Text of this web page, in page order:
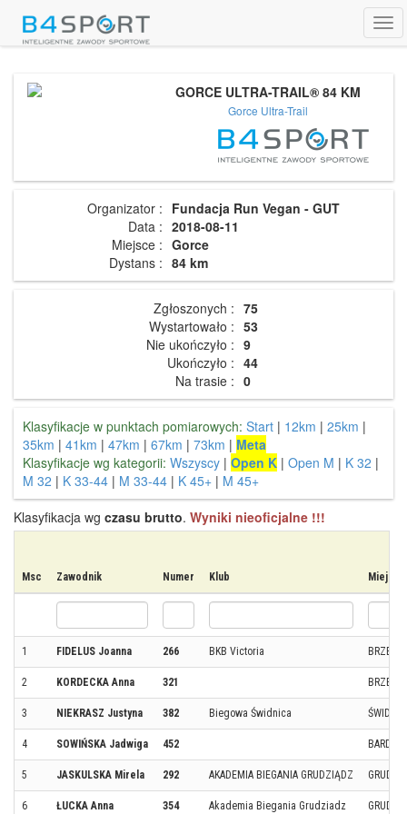
GORCE ULTRA-TRAIL® 84 KM
Gorce Ultra-Trail
Organizator : Fundacja Run Vegan - GUT
Data : 2018-08-11
Miejsce : Gorce
Dystans : 84 km
Zgłoszonych : 75
Wystartowało : 53
Nie ukończyło : 9
Ukończyło : 44
Na trasie : 0
Klasyfikacje w punktach pomiarowych: Start | 12km | 25km |
35km | 41km | 47km | 67km | 73km | Meta
Klasyfikacje wg kategorii: Wszyscy | Open K | Open M | K 32 |
M 32 | K 33-44 | M 33-44 | K 45+ | M 45+
Klasyfikacja wg czasu brutto. Wyniki nieoficjalne !!!
Msc Zawodnik Numer Klub
1 FIDELUS Joanna 266 BKB Victoria
2 KORDECKA Anna 321
3 NIEKRASZ Justyna 382 Biegowa Świdnica
4 SOWIŃSKA Jadwiga 452 BARDO
5 JASKULSKA Mirela 292 AKADEMIA BIEGANIA GRUDZIĄDZ
6 ŁUCKA Anna 354 Akademia Biegania Grudziadz